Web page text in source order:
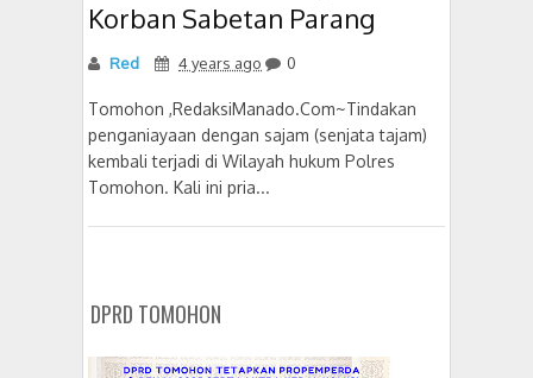
Korban Sabetan Parang
Red 4 years ago 0
Tomohon ,RedaksiManado.Com~Tindakan
penganiayaan dengan sajam (senjata tajam)
kembali terjadi di Wilayah hukum Polres
Tomohon. Kali ini pria...
DPRD TOMOHON